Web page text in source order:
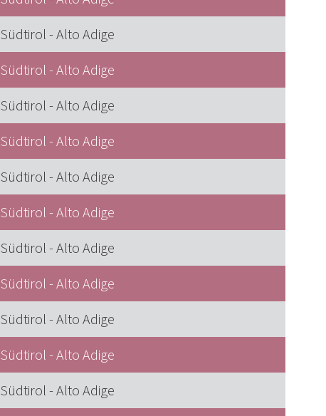
Südtirol - Alto Adige
Südtirol - Alto Adige
Südtirol - Alto Adige
Südtirol - Alto Adige
Südtirol - Alto Adige
Südtirol - Alto Adige
Südtirol - Alto Adige
Südtirol - Alto Adige
Südtirol - Alto Adige
Südtirol - Alto Adige
Südtirol - Alto Adige